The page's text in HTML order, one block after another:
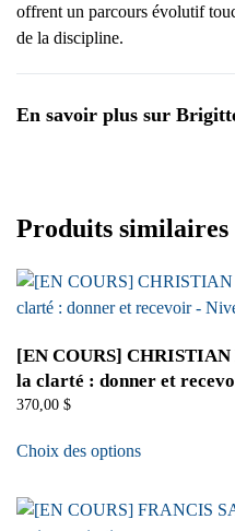
offrent un parcours évolutif
de la discipline.
En savoir plus sur
Produits similaires
[EN COURS]
la clarté : donner et
370,00 $
Choix des options